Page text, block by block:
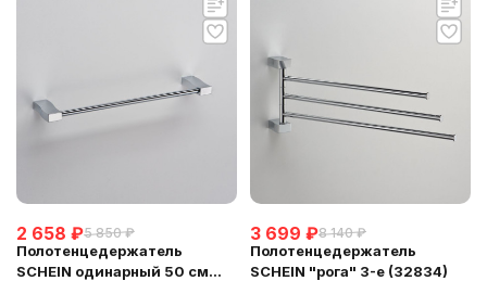
2 658 ₽5 850 ₽
Полотенцедержатель
SCHEIN одинарный 50 см
3 699 ₽8 140 ₽
Полотенцедержатель
SCHEIN "рога" 3-е (32834)